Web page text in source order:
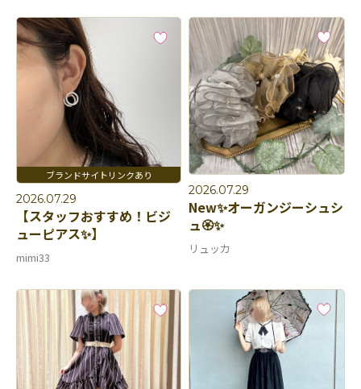
2026.07.29
【スタッフおすすめ！ビジ
ューピアス✨】
mimi33
2026.07.29
New✨オーガンジーシュシ
ュ🏵✨
リュッカ